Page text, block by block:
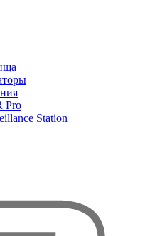
Pro
Station